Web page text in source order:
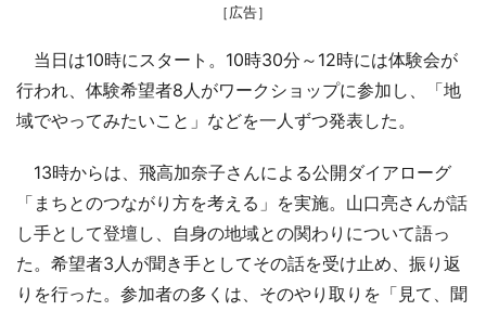
［広告］
当日は10時にスタート。10時30分～12時には体験会が
行われ、体験希望者8人がワークショップに参加し、「地
域でやってみたいこと」などを一人ずつ発表した。
13時からは、飛高加奈子さんによる公開ダイアローグ
「まちとのつながり方を考える」を実施。山口亮さんが話
し手として登壇し、自身の地域との関わりについて語っ
た。希望者3人が聞き手としてその話を受け止め、振り返
りを行った。参加者の多くは、そのやり取りを「見て、聞